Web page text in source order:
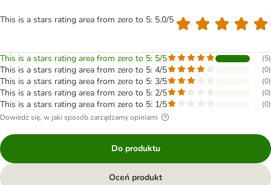
This is a stars rating area from zero to 5: 5.0/5
This is a stars rating area from zero to 5: 5/5 (5)
This is a stars rating area from zero to 5: 4/5 (0)
This is a stars rating area from zero to 5: 3/5 (0)
This is a stars rating area from zero to 5: 2/5 (0)
This is a stars rating area from zero to 5: 1/5 (0)
Dowiedz się, w jaki sposób zarządzamy opiniami
Do produktu
Oceń produkt